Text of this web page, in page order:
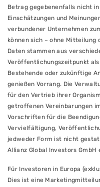
Betrag gegebenenfalls nicht
Einschätzungen und
verbundener Unternehmen
können sich – ohne Mitteilung
Daten stammen aus
Veröffentlichungszeitpunkt
Bestehende oder zukünftige
genießen Vorrang. Die
für den Vertrieb ihrer
getroffenen Vereinbarungen
Vorschriften für die
Vervielfältigung,
jedweder Form ist nicht
Allianz Global Investors
Für Investoren in Europa
Dies ist eine